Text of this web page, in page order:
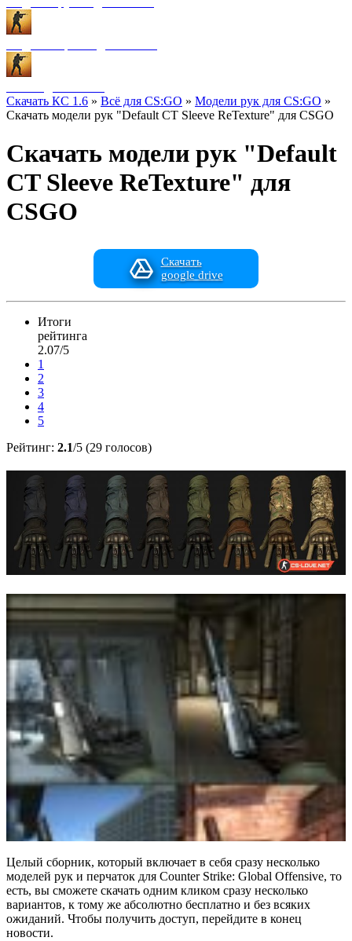
Скачать КС 1.6 » Всё для CS:GO » Модели рук для CS:GO »
Скачать модели рук "Default CT Sleeve ReTexture" для CSGO
Скачать модели рук "Default
CT Sleeve ReTexture" для
CSGO
Скачать
google drive
Итоги
рейтинга
2.07/5
1
2
3
4
5
Рейтинг: 2.1/5 (29 голосов)
Целый сборник, который включает в себя сразу несколько
моделей рук и перчаток для Counter Strike: Global Offensive, то
есть, вы сможете скачать одним кликом сразу несколько
вариантов, к тому же абсолютно бесплатно и без всяких
ожиданий. Чтобы получить доступ, перейдите в конец
новости.